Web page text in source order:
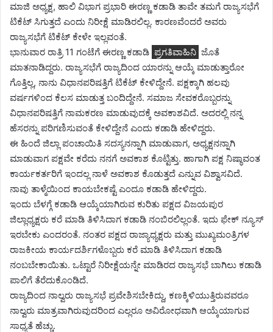
ಮಾಜಿ ಅಧ್ಯಕ್ಷ, ಹಾಲಿ ವಿಭಾಗ ಪ್ರಭಾರಿ ಈರಣ್ಣ ಕಡಾಡಿ ತಾವೇ ತಮಗೆ ರಾಜ್ಯಸಭೆಗೆ
ಟಿಕೆಟ್ ಸಿಗುತ್ತದೆ ಎಂದು ನಿರೀಕ್ಷೆ ಮಾಡಿರಲಿಲ್ಲ. ಕಾರಣವೆಂದರೆ ಅವರು
ರಾಜ್ಯಸಭೆಗೆ ಟಿಕೆಟ್ ಕೇಳೇ ಇಲ್ಲವಂತೆ.
ಭಾನುವಾರ ರಾತ್ರಿ 11 ಗಂಟೆಗೆ ಈರಣ್ಣ ಕಡಾಡಿ ಪ್ರಗತಿವಾಹಿನಿ ಜೊತೆ
ಮಾತನಾಡಿದ್ದರು. ರಾಜ್ಯಸಭೆಗೆ ರಾಜ್ಯದಿಂದ ಯಾರನ್ನು ಆಯ್ಕೆ ಮಾಡುತ್ತಾರೋ
ಗೊತ್ತಿಲ್ಲ, ನಾನು ವಿಧಾನಪರಿಷತ್ತಿಗೆ ಟಿಕೆಟ್ ಕೇಳಿದ್ದೇನೆ. ಪಕ್ಷಕ್ಕಾಗಿ ಹಲವು
ವರ್ಷಗಳಿಂದ ಕೆಲಸ ಮಾಡುತ್ತ ಬಂದಿದ್ದೇನೆ. ಸಮಾಜ ಸೇವಕರೊಬ್ಬರನ್ನು
ವಿಧಾನಪರಿಷತ್ತಿಗೆ ನಾಮಕರಣ ಮಾಡುವುದಕ್ಕೆ ಅವಕಾಶವಿದೆ. ಅದರಲ್ಲಿ ನನ್ನ
ಹೆಸರನ್ನು ಪರಿಗಣಿಸುವಂತೆ ಕೇಳಿದ್ದೇನೆ ಎಂದು ಕಡಾಡಿ ಹೇಳಿದ್ದರು.
ಈ ಹಿಂದೆ ಜಿಲ್ಲಾ ಪಂಚಾಯಿತಿ ಸದಸ್ಯನನ್ನಾಗಿ ಮಾಡುವಾಗ, ಅಧ್ಯಕ್ಷನನ್ನಾಗಿ
ಮಾಡುವಾಗ ಪಕ್ಷವೇ ಕರೆದು ನನಗೆ ಅವಕಾಶ ಕೊಟ್ಟಿತ್ತು. ಹಾಗಾಗಿ ಪಕ್ಷ ನಿಷ್ಠಾವಂತ
ಕಾರ್ಯಕರ್ತರಿಗೆ ಇಂದಲ್ಲ ನಾಳೆ ಅವಕಾಶ ಕೊಡುತ್ತದೆ ಎನ್ನುವ ವಿಶ್ವಾಸವಿದೆ.
ನಾವು ತಾಳ್ಮೆಯಿಂದ ಕಾಯಬೇಕಷ್ಟೆ ಎಂದೂ ಕಡಾಡಿ ಹೇಳಿದ್ದರು.
ಇಂದು ಬೆಳಗ್ಗೆ ಕಡಾಡಿ ಆಯ್ಕೆಯಾಗಿರುವ ಕುರಿತು ಪಕ್ಷದ ವಿಜಯಪುರ
ಜಿಲ್ಲಾಧ್ಯಕ್ಷರು ಕರೆ ಮಾಡಿ ತಿಳಿಸಿದಾಗ ಕಡಾಡಿ ನಂಬಿರಲಿಲ್ಲಂತೆ. ಇದು ಫೇಕ್ ನ್ಯೂಸ್
ಇರಬೇಕು ಎಂದರಂತೆ. ನಂತರ ಪಕ್ಷದ ರಾಜ್ಯಾಧ್ಯಕ್ಷರು ಮತ್ತು ಮುಖ್ಯಮಂತ್ರಿಗಳ
ರಾಜಕೀಯ ಕಾರ್ಯದರ್ಶಿಗಳೊಬ್ಬರು ಕರೆ ಮಾಡಿ ತಿಳಿಸಿದಾಗ ಕಡಾಡಿ
ನಂಬಬೇಕಾಯಿತು. ಒಟ್ಟಾರೆ ನಿರೀಕ್ಷೆಯನ್ನೇ ಮಾಡಿರದ ರಾಜ್ಯಸಭೆ ಬಾಗಿಲು ಕಡಾಡಿ
ಪಾಲಿಗೆ ತೆರೆದುಕೊಂಡಿದೆ.
ರಾಜ್ಯದಿಂದ ನಾಲ್ವರು ರಾಜ್ಯಸಭೆ ಪ್ರವೇಶಿಸಬೇಕಿದ್ದು, ಕಣಕ್ಕಿಳಿಯುತ್ತಿರುವವರೂ
ನಾಲ್ವರು ಮಾತ್ರವಾಗಿರುವುದರಿಂದ ಎಲ್ಲರೂ ಅವಿರೋಧವಾಗಿ ಆಯ್ಕೆಯಾಗುವ
ಸಾಧ್ಯತೆ ಹೆಚ್ಚು.